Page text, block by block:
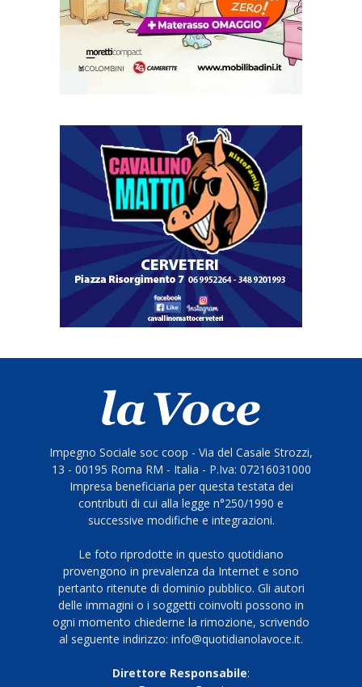
Impegno Sociale soc coop - Via del Casale Strozzi,
13 - 00195 Roma RM - Italia - P.Iva: 07216031000
Impresa beneficiaria per questa testata dei
contributi di cui alla legge n°250/1990 e
successive modifiche e integrazioni.
Le foto riprodotte in questo quotidiano
provengono in prevalenza da Internet e sono
pertanto ritenute di dominio pubblico. Gli autori
delle immagini o i soggetti coinvolti possono in
ogni momento chiederne la rimozione, scrivendo
al seguente indirizzo: info@quotidianolavoce.it.
Direttore Responsabile: